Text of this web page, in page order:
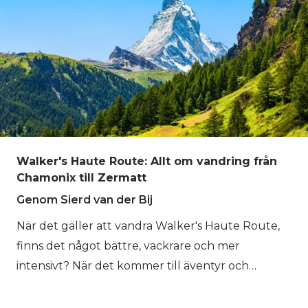
Walker's Haute Route: Allt om vandring från
Chamonix till Zermatt
Genom Sierd van der Bij
När det gäller att vandra Walker's Haute Route,
finns det något bättre, vackrare och mer
intensivt? När det kommer till äventyr och